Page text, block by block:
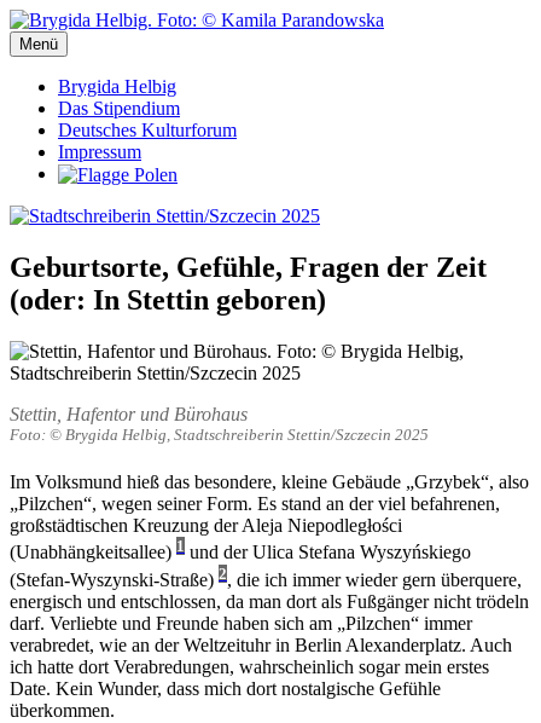
Zum
Inhalt
springen
Stadtschreiberin Stettin/Szczecin 2025
Stadtschreiberin Stettin/Szczecin 2025
Menü
Brygida Helbig
Das Stipendium
Deutsches Kulturforum
Impressum
Geburtsorte, Gefühle, Fragen der Zeit
(oder: In Stettin geboren)
Stettin, Hafentor und Bürohaus
Foto: © Brygida Helbig, Stadtschreiberin Stettin/Szczecin 2025
Im Volksmund hieß das besondere, kleine Gebäude „Grzybek“, also
„Pilzchen“, wegen seiner Form. Es stand an der viel befahrenen,
großstädtischen Kreuzung der Aleja Niepodległości
(Unabhängkeitsallee) 1 und der Ulica Stefana Wyszyńskiego
(Stefan-Wyszynski-Straße) 2, die ich immer wieder gern überquere,
energisch und entschlossen, da man dort als Fußgänger nicht trödeln
darf. Verliebte und Freunde haben sich am „Pilzchen“ immer
verabredet, wie an der Weltzeituhr in Berlin Alexanderplatz. Auch
ich hatte dort Verabredungen, wahrscheinlich sogar mein erstes
Date. Kein Wunder, dass mich dort nostalgische Gefühle
überkommen.